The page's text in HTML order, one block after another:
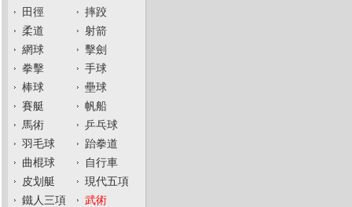
田徑
摔跤
柔道
射箭
網球
擊劍
拳擊
手球
棒球
壘球
賽艇
帆船
馬術
乒乓球
羽毛球
跆拳道
曲棍球
自行車
皮划艇
現代五項
鐵人三項
武術